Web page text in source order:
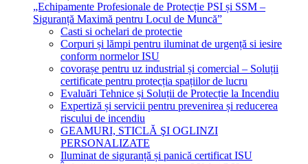
„Echipamente Profesionale de Protecție PSI și SSM –
Siguranță Maximă pentru Locul de Muncă”
Casti si ochelari de protectie
Corpuri și lămpi pentru iluminat de urgență si iesire
conform normelor ISU
covorașe pentru uz industrial și comercial – Soluții
certificate pentru protecția spațiilor de lucru
Evaluări Tehnice și Soluții de Protecție la Incendiu
Expertiză și servicii pentru prevenirea și reducerea
riscului de incendiu
GEAMURI, STICLĂ ŞI OGLINZI
PERSONALIZATE
Iluminat de siguranță și panică certificat ISU